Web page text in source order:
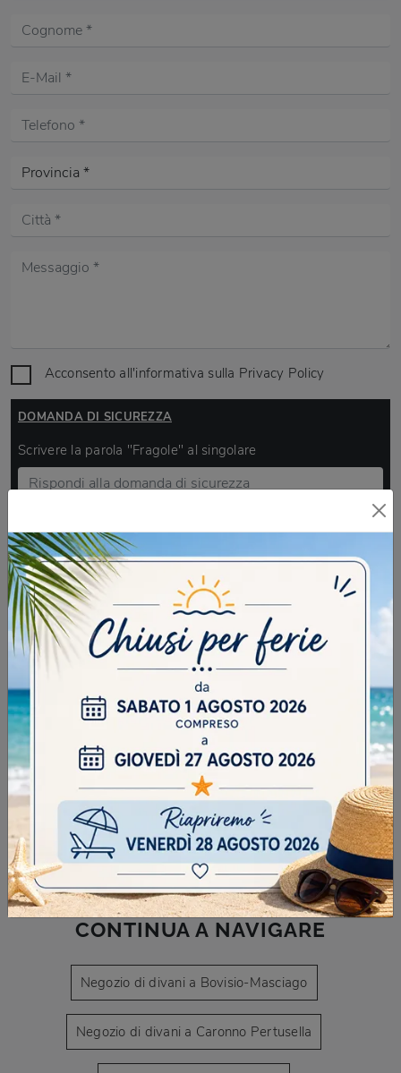
SFOGLIA I NOSTRI CATALOGHI
CONTINUA A NAVIGARE
Negozio di divani a Bovisio-Masciago
Negozio di divani a Caronno Pertusella
Acconsento all'informativa sulla Privacy Policy
DOMANDA DI SICUREZZA
Scrivere la parola "Fragole" al singolare